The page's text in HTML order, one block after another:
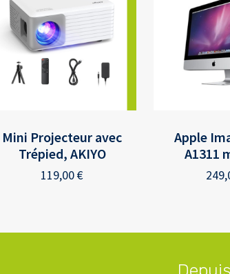
Mini Projecteur avec
Trépied, AKIYO
119,00€
Apple
A1311